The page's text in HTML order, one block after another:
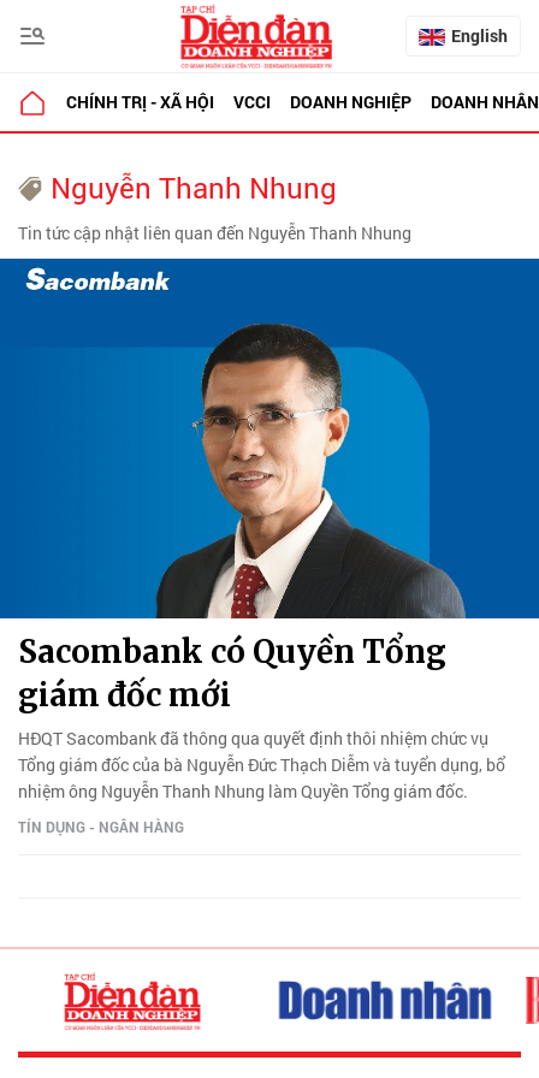
English
CHÍNH TRỊ - XÃ HỘI VCCI DOANH NGHIỆP DOANH NHÂN
Nguyễn Thanh Nhung
Tin tức cập nhật liên quan đến Nguyễn Thanh Nhung
Sacombank có Quyền Tổng
giám đốc mới
HĐQT Sacombank đã thông qua quyết định thôi nhiệm chức vụ
Tổng giám đốc của bà Nguyễn Đức Thạch Diễm và tuyển dụng, bổ
nhiệm ông Nguyễn Thanh Nhung làm Quyền Tổng giám đốc.
TÍN DỤNG - NGÂN HÀNG